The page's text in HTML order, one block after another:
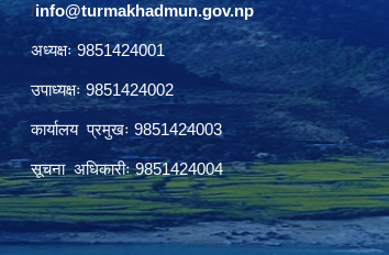
/info@turmakhadmun.gov.np
अध्यक्षः 9851424001
उपाध्यक्षः 9851424002
कार्यालय प्रमुखः 9851424003
सूचना अधिकारीः 9851424004